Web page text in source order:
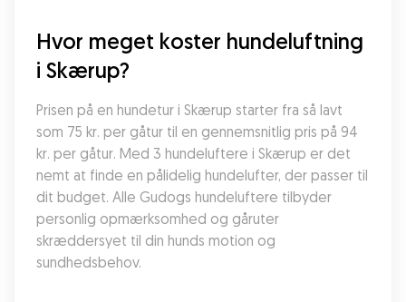
Hvor meget koster hundeluftning
i Skærup?
Prisen på en hundetur i Skærup starter fra så lavt
som 75 kr. per gåtur til en gennemsnitlig pris på 94
kr. per gåtur. Med 3 hundeluftere i Skærup er det
nemt at finde en pålidelig hundelufter, der passer til
dit budget. Alle Gudogs hundeluftere tilbyder
personlig opmærksomhed og gåruter
skræddersyet til din hunds motion og
sundhedsbehov.